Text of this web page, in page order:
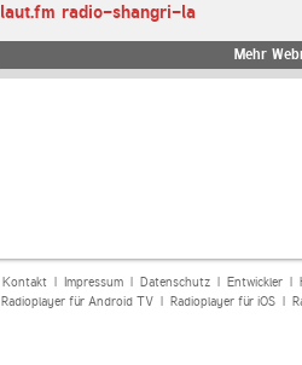
laut.fm radio-shangri-la
Mehr
Kontakt| Impressum| Datenschutz| Entwickler|
Radioplayer für Android TV| Radioplayer für iOS|